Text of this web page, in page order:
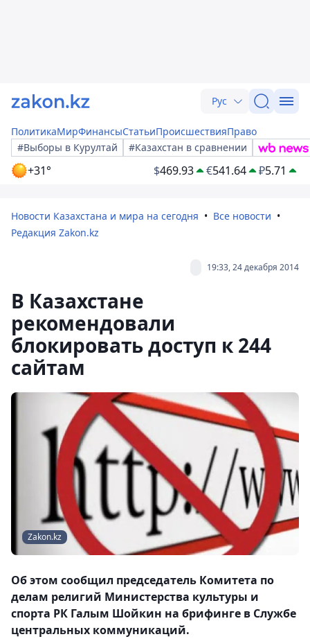
Рус
ПолитикаМирФинансыСтатьиПроисшествияПраво
#Выборы в Курултай
#Казахстан в сравнении
+31° $469.93 €541.64 ₽5.71
Новости Казахстана и мира на сегодня
Все новости
Редакция Zakon.kz
19:33, 24 декабря 2014
В Казахстане
рекомендовали
блокировать доступ к 244
сайтам
Zakon.kz
Об этом сообщил председатель Комитета по
делам религий Министерства культуры и
спорта РК Галым Шойкин на брифинге в Службе
центральных коммуникаций.